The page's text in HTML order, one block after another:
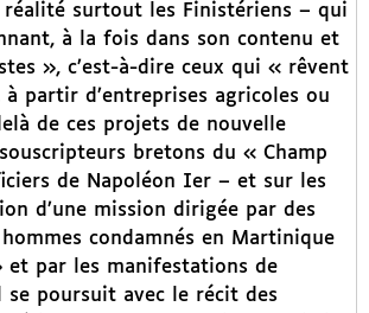
réalité surtout les Finistériens – qui
à la fois dans son contenu et
», c’est-à-dire ceux qui « rêvent
partir d’entreprises agricoles ou
de ces projets de nouvelle
bretons du « Champ
de Napoléon Ier – et sur les
d’une mission dirigée par des
condamnés en Martinique
et par les manifestations de
poursuit avec le récit des